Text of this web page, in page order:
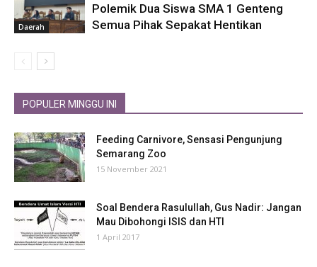
Daerah
Polemik Dua Siswa SMA 1 Genteng
Semua Pihak Sepakat Hentikan
POPULER MINGGU INI
Feeding Carnivore, Sensasi Pengunjung
Semarang Zoo
15 November 2021
Soal Bendera Rasulullah, Gus Nadir: Jangan
Mau Dibohongi ISIS dan HTI
1 April 2017